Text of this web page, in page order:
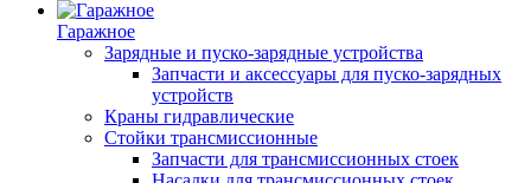
Гаражное
Зарядные и пуско-зарядные устройства
Запчасти и аксессуары для пуско-зарядных
устройств
Краны гидравлические
Стойки трансмиссионные
Запчасти для трансмиссионных стоек